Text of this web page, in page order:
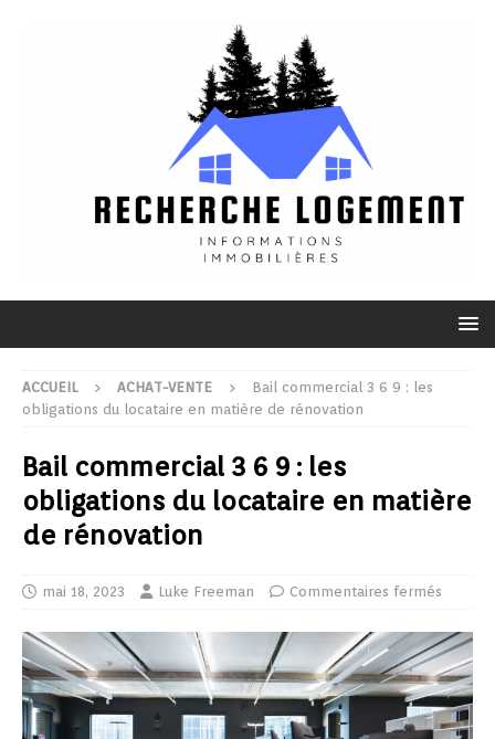
ACCUEIL ACHAT-VENTE
Bail commercial 3 6 9 : les
obligations du locataire en matière de rénovation
Bail commercial 3 6 9 : les
obligations du locataire en matière
de rénovation
mai 18, 2023 Luke Freeman Commentaires fermés